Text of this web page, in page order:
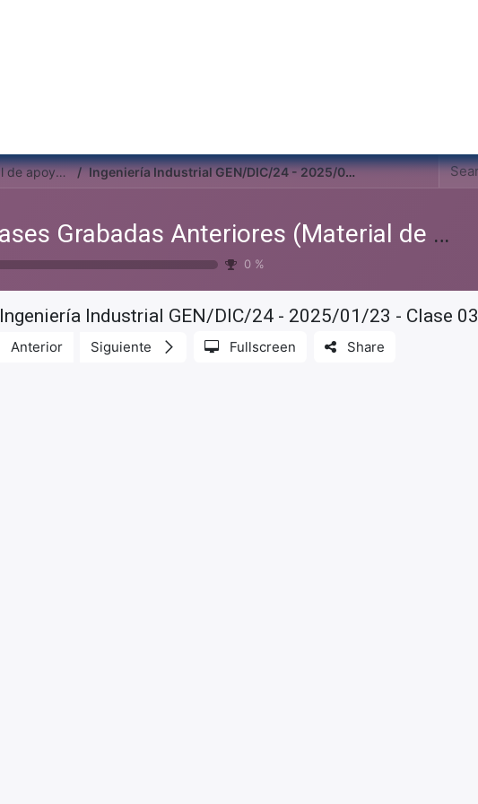
Clases Grabadas Anteriores (Material de apoyo para alumnos) Ingeniería Industrial GEN/DIC/24 - 2025/01/23 - Clase 03
Clases Grabadas Anteriores (Material de apoyo para alumnos)
0 %
Ingeniería Industrial GEN/DIC/24 - 2025/01/23 - Clase 03
Anterior Siguiente Fullscreen Share